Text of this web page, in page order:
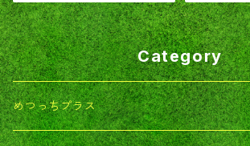
Category
めつっちプラス